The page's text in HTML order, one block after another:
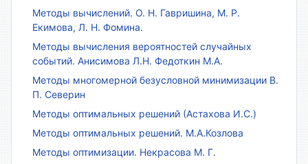
Методы вычислений. О. Н. Гавришина, М. Р.
Екимова, Л. Н. Фомина.
Методы вычисления вероятностей случайных
событий. Анисимова Л.Н. Федоткин М.А.
Методы многомерной безусловной минимизации В.
П. Северин
Методы оптимальных решений (Астахова И.С.)
Методы оптимальных решений. М.А.Козлова
Методы оптимизации. Некрасова М. Г.